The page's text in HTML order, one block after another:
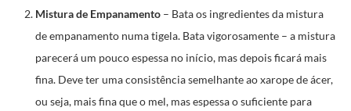
Mistura de Empanamento – Bata os ingredientes da mistura
de empanamento numa tigela. Bata vigorosamente – a mistura
parecerá um pouco espessa no início, mas depois ficará mais
fina. Deve ter uma consistência semelhante ao xarope de ácer,
ou seja, mais fina que o mel, mas espessa o suficiente para